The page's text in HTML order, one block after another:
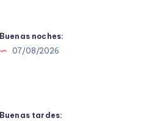
Buenas noches:
07/08/2026
Buenas tardes: